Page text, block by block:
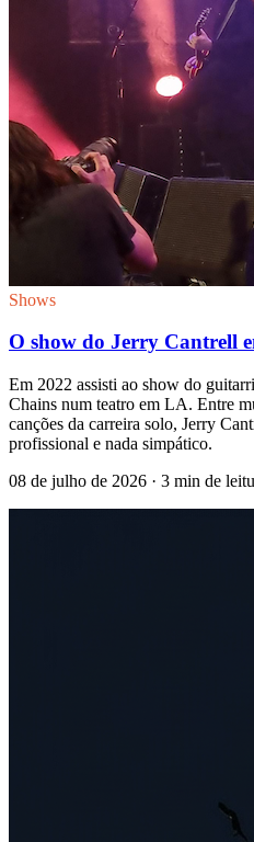
Shows
O show do Jerry Cantrell
Em 2022 assisti ao show do
Chains num teatro em LA. Entre
canções da carreira solo, Jerry
profissional e nada simpático.
08 de julho de 2026 · 3 min de